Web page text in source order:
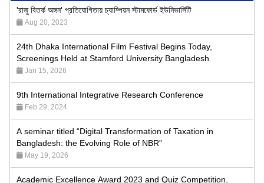
Aug 20, 2023
Screenings Held at Stamford University Bangladesh
Jan 15, 2026
Feb 29, 2024
Bangladesh: the Evolving Role of NBR”
May 19, 2026
Spring 2023: Dept. of Law